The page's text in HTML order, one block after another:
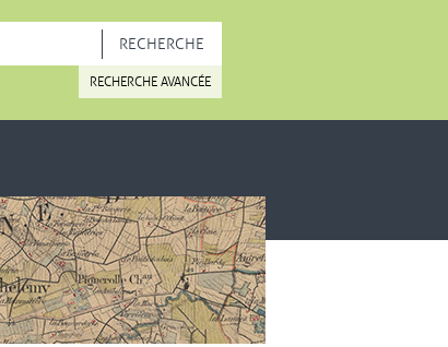
RECHERCHE AVANCÉE